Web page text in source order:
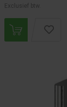
Exclusief btw.